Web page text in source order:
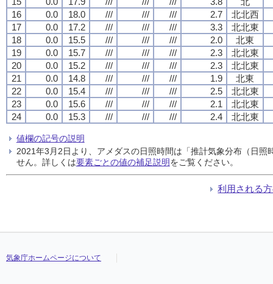
16
0.0 18.0 /// /// /// 2.7
北北西
17
0.0 17.2 /// /// /// 3.3
北北東
18
0.0 15.5 /// /// /// 2.0
北東
19
0.0 15.7 /// /// /// 2.3
北北東
20
0.0 15.2 /// /// /// 2.3
北北東
21
0.0 14.8 /// /// /// 1.9
北東
22
0.0 15.4 /// /// /// 2.5
北北東
23
0.0 15.6 /// /// /// 2.1
北北東
24
0.0 15.3 /// /// /// 2.4 北北東
値欄の記号の説明
2021年3月2日より、アメダスの日照時間は「推計気象分布（日
せん。詳しくは要素ごとの値の補足説明をご覧ください。
利用される
気象庁ホームページについて